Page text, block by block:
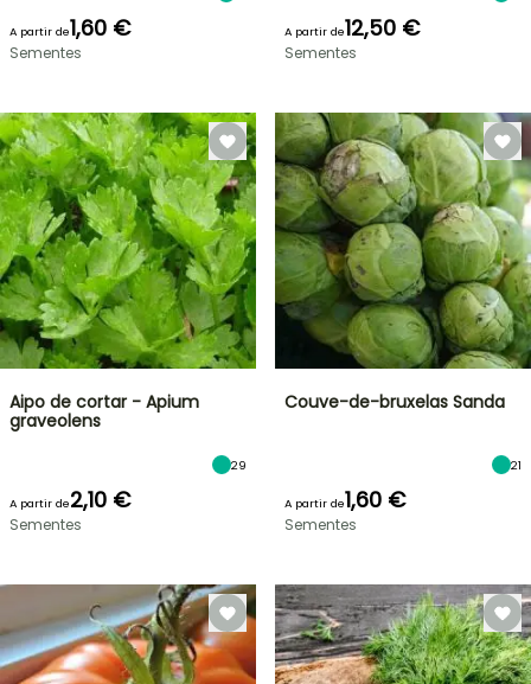
A partir de1,60 €
Sementes
A partir de12,50 €
Sementes
Aipo de cortar - Apium
graveolens
29
A partir de2,10 €
Sementes
Couve-de-bruxelas Sanda
21
A partir de1,60 €
Sementes